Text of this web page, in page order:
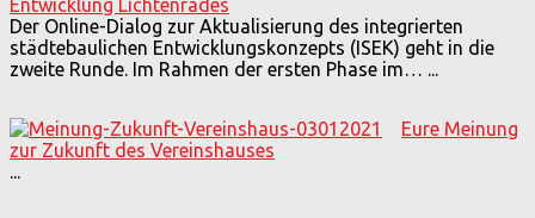
Entwicklung Lichtenrades
Der Online-Dialog zur Aktualisierung des integrierten
städtebaulichen Entwicklungskonzepts (ISEK) geht in die
zweite Runde. Im Rahmen der ersten Phase im… ...
Eure Meinung
zur Zukunft des Vereinshauses
...